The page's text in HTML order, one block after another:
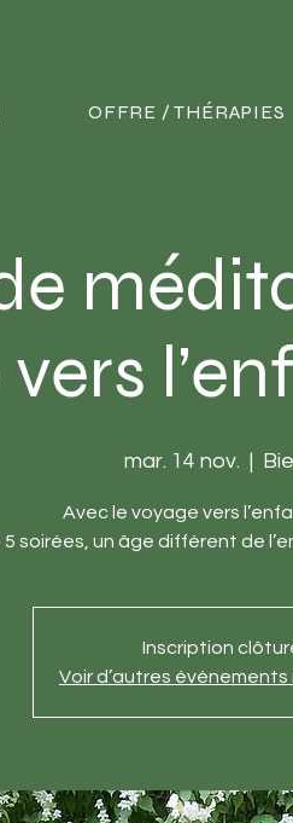
OFFRE / THÉRAPIES
mar. 14 nov.
  |
Avec le voyage vers
5 soirées, un âge différent de
Inscription
Voir d’autres